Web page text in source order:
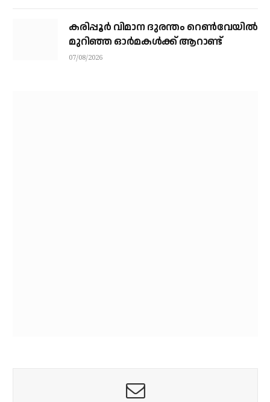
കരിപ്പൂര്‍ വിമാന ദുരന്തം റെണ്‍വേയില്‍
മുറിഞ്ഞ ഓര്‍മകള്‍ക്ക് ആറാണ്ട്
07/08/2026